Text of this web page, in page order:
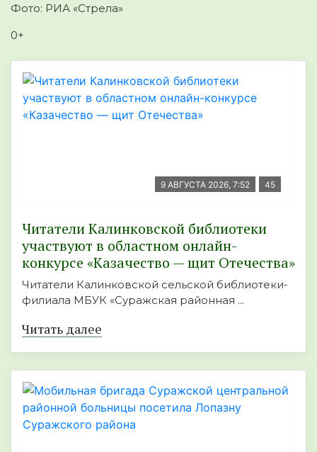
Фото: РИА «Стрела»
0+
9 АВГУСТА 2026, 7:52 45
Читатели Калинковской библиотеки
участвуют в областном онлайн-
конкурсе «Казачество — щит Отечества»
Читатели Калинковской сельской библиотеки-
филиала МБУК «Суражская районная ...
Читать далее